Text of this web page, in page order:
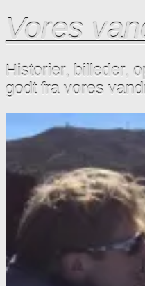
Vores
Historier, billeder,
godt fra vores